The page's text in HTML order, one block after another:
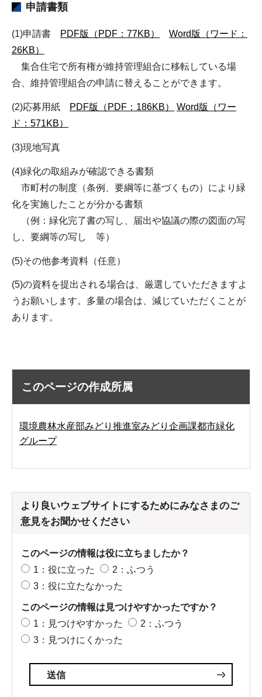
申請書類
(1)申請書 PDF版（PDF：77KB）
Word版（ワード：
26KB）
集合住宅で所有権が維持管理組合に移転している場
合、維持管理組合の申請に替えることができます。
(2)応募用紙 PDF版（PDF：186KB）
Word版（ワー
ド：571KB）
(3)現地写真
(4)緑化の取組みが確認できる書類
市町村の制度（条例、要綱等に基づくもの）により緑
化を実施したことが分かる書類
（例：緑化完了書の写し、届出や協議の際の図面の写
し、要綱等の写し 等）
(5)その他参考資料（任意）
(5)の資料を提出される場合は、厳選していただきますよ
うお願いします。多量の場合は、減じていただくことが
あります。
このページの作成所属
環境農林水産部みどり推進室みどり企画課都市緑化
グループ
より良いウェブサイトにするためにみなさまのご
意見をお聞かせください
このページの情報は役に立ちましたか？
1：役に立った
2：ふつう
3：役に立たなかった
このページの情報は見つけやすかったですか？
1：見つけやすかった
2：ふつう
3：見つけにくかった